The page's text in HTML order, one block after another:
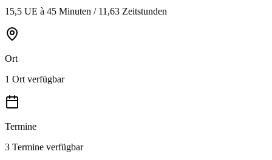
15,5 UE à 45 Minuten / 11,63 Zeitstunden
Ort
1 Ort verfügbar
Termine
3 Termine verfügbar